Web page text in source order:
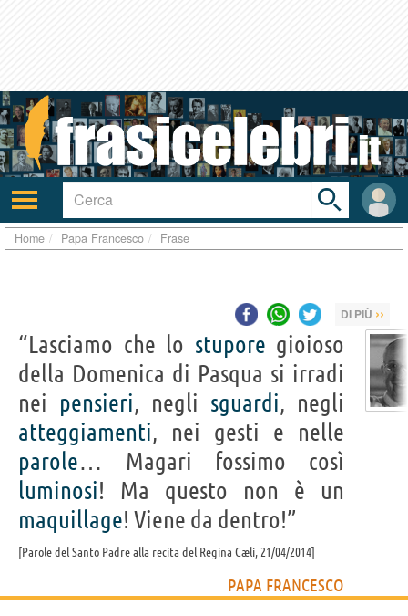
Attiva/disattiva
navigazione
User
area
Toggle
search
bar
Home Papa Francesco Frase
DI PIÙ ››
“Lasciamo che lo stupore gioioso
della Domenica di Pasqua si irradi
nei pensieri, negli sguardi, negli
atteggiamenti, nei gesti e nelle
parole… Magari fossimo così
luminosi! Ma questo non è un
maquillage! Viene da dentro!”
Parole del Santo Padre alla recita del Regina Cæli, 21/04/2014
PAPA FRANCESCO